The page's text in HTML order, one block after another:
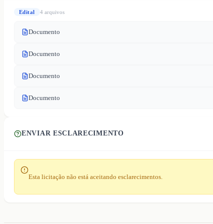
Edital 4arquivos
Documento
Documento
Documento
Documento
ENVIAR ESCLARECIMENTO
Esta licitação não está aceitando esclarecimentos.